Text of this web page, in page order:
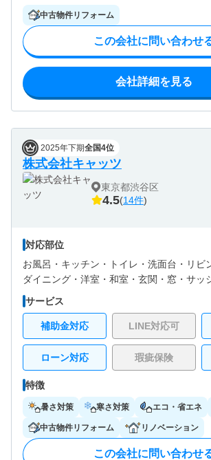
中古物件リフォーム
この会社に問い合わせ
会社詳細を見る
2025年下期全国4位
株式会社キャッツ
東京都渋谷区
4.5(14件)
対応部位
お風呂・ キッチン・ トイレ・ 洗面台・ リビ
ダイニング・ 洋室・ 和室・ 玄関・ 窓・サッ
サービス
補助金対応 LINE対応可
ローン対応 瑕疵保険
特徴
暑さ対策 寒さ対策 エコ・省エネ
中古物件リフォーム リノベーション
この会社に問い合わせ